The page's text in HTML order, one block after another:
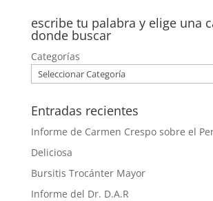
escribe tu palabra y elige una
donde buscar
Categorías
Entradas recientes
Informe de Carmen Crespo sobre el
Deliciosa
Bursitis Trocánter Mayor
Informe del Dr. D.A.R